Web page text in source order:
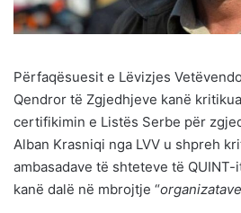
Përfaqësuesit e Lëvizjes
Qendror të Zgjedhjeve kanë
certifikimin e Listës Serbe për
Alban Krasniqi nga LVV u shpreh
ambasadave të shteteve të
kanë dalë në mbrojtje “